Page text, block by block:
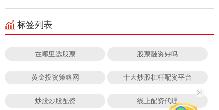
标签列表
在哪里选股票 股票融资好吗
黄金投资策略网 十大炒股杠杆配资平台
炒股炒股配资 线上配资代理